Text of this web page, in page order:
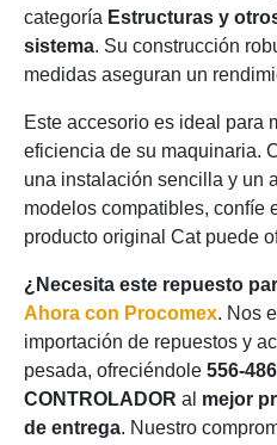
categoría Estructuras y
sistema. Su construcción
medidas aseguran un
Este accesorio es ideal para
eficiencia de su maquinaria.
una instalación sencilla y un
modelos compatibles, confíe
producto original Cat puede
¿Necesita este repuesto
Ahora con Procomex. Nos
importación de repuestos y
pesada, ofreciéndole 556-
CONTROLADOR al mejor
de entrega. Nuestro